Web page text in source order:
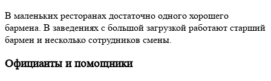
В маленьких ресторанах достаточно одного хорошего
бармена. В заведениях с большой загрузкой работают старший
бармен и несколько сотрудников смены.
Официанты и помощники